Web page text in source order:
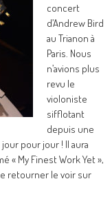
concert
d’Andrew Bird
au Trianon à
Paris. Nous
n’avions plus
revu le
violoniste
sifflotant
depuis une
pour jour ! Il aura
« My Finest Work Yet »,
retourner le voir sur